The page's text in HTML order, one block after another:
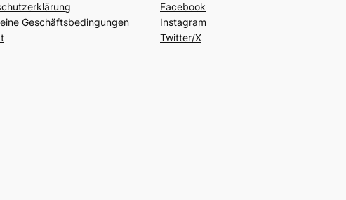
Geschäftsbedingungen
Facebook
Instagram
Twitter/X